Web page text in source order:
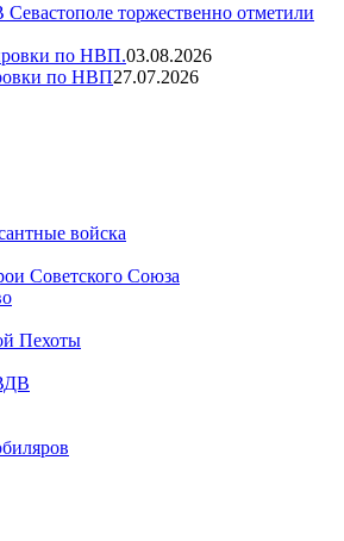
торжественно отметили
по НВП.03.08.2026
по НВП27.07.2026
войска
Советского Союза
Пехоты